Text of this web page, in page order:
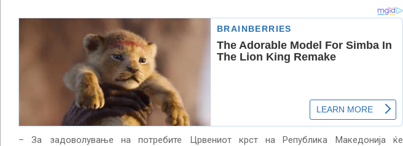
– За задоволување на потребите Црвениот крст на Република Македонија ќе